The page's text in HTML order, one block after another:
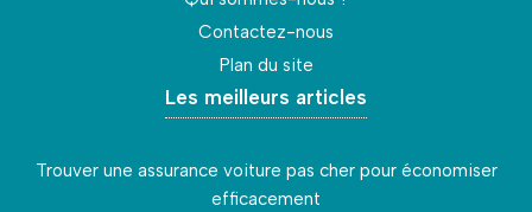
Contactez-nous
Plan du site
Les meilleurs articles
Trouver une assurance voiture pas cher pour économiser
efficacement